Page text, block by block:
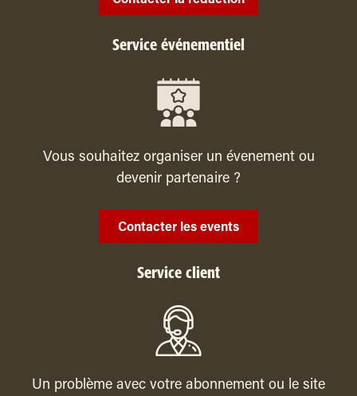
Service événementiel
Vous souhaitez organiser un évenement ou
devenir partenaire ?
Contacter les events
Service client
Un problème avec votre abonnement ou le site